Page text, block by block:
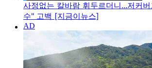
사정없는 칼바람 휘두르더니...저커
수" 고백 [지금이뉴스]